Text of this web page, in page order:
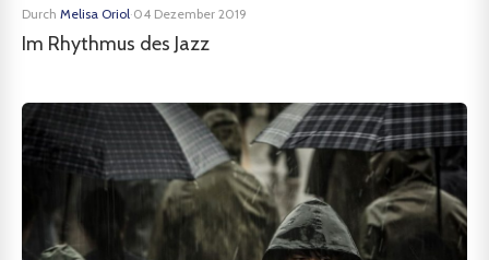
Durch Melisa Oriol·04 Dezember 2019
Im Rhythmus des Jazz